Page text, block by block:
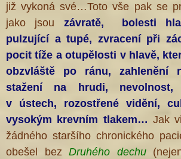
již vykoná své…Toto vše pak se
jako jsou závratě, bolesti
pulzující a tupé, zvracení při
pocit tíže a otupělosti v hlavě,
obzvláště po ránu, zahlenění
stažení na hrudi, nevolnost,
v ústech, rozostřené vidění,
vysokým krevním tlakem… Jak
žádného staršího chronického
obešel bez Druhého dechu